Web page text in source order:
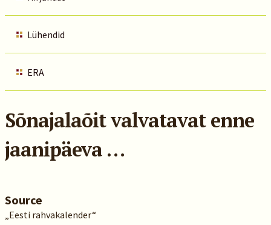
Lühendid
ERA
Sõnajalaõit valvatavat enne
jaanipäeva …
Source
„Eesti rahvakalender“